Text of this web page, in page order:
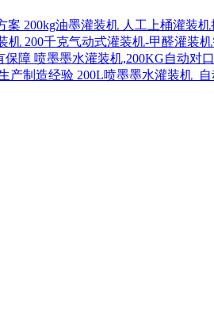
200kg油墨灌装机 人工上桶灌装
200千克气动式灌装机-甲醛灌装
喷墨墨水灌装机,200KG自动对
200L喷墨墨水灌装机_